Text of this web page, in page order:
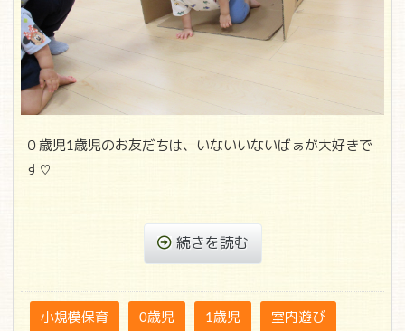
０歳児1歳児のお友だちは、いないいないばぁが大好きで
す♡
続きを読む
小規模保育 0歳児 1歳児 室内遊び